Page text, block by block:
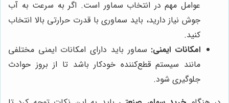
عوامل مهم در انتخاب سماور است. اگر به سرعت به آب
جوش نیاز دارید، باید سماوری با قدرت حرارتی بالا انتخاب
کنید.
امکانات ایمنی: سماور باید دارای امکانات ایمنی مختلفی
مانند سیستم قطع‌کننده خودکار باشد تا از بروز حوادث
جلوگیری شود.